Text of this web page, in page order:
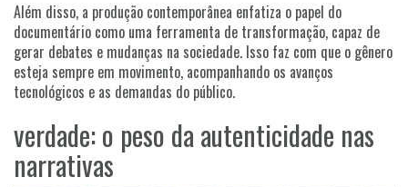
Além disso, a produção contemporânea enfatiza o papel do
documentário como uma ferramenta de transformação, capaz de
gerar debates e mudanças na sociedade. Isso faz com que o gênero
esteja sempre em movimento, acompanhando os avanços
tecnológicos e as demandas do público.
verdade: o peso da autenticidade nas
narrativas